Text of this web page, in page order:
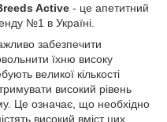
Active - це апетитний
№1 в Україні.
забезпечити
їхню високу
великої кількості
високий рівень
Це означає, що необхідно
високий вміст цих